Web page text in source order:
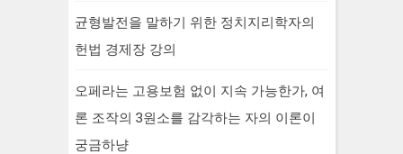
균형발전을 말하기 위한 정치지리학자의
헌법 경제장 강의
오페라는 고용보험 없이 지속 가능한가, 여
론 조작의 3원소를 감각하는 자의 이론이
궁금하냥